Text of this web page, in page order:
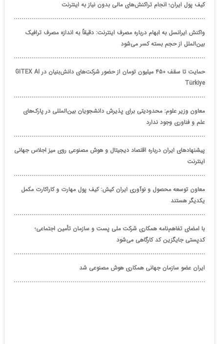
کیف پول ایران؛ انجام تراکنش‌های مالی بدون نیاز به اینترنت
واکنش ایرانسل به ابهام درباره مصرف اینترنت: دقیقاً به اندازه مصرف ترافیک
بین‌الملل از حجم بسته کسر می‌شود
حمایت تا سقف ۴۵۰ میلیون تومان از حضور شرکت‌های دانش‌بنیان در GITEX AI
Türkiye
معاون وزیر علوم: محدودیتی برای پذیرش دانشجویان بین‌المللی در پارک‌های
علم و فناوری وجود ندارد
پیشنهادهای ایران درباره اقتصاد دیجیتال و هوش مصنوعی روی میز اجلاس جهانی
اینترنت
معاون توسعه محصول و نوآوری ایران کیش: کیف پول مهارت و کاراکارت مکمل
یکدیگر هستند
با امضای تفاهم‌نامه همکاری شرکت ملی پست و سازمان تأمین اجتماعی؛
کدپستی جایگزین کد کارگاهی می‌شود
ایران عضو سازمان جهانی همکاری هوش مصنوعی شد